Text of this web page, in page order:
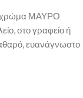
χρώμα ΜΑΥΡΟ
στο γραφείο ή
ευανάγνωστο